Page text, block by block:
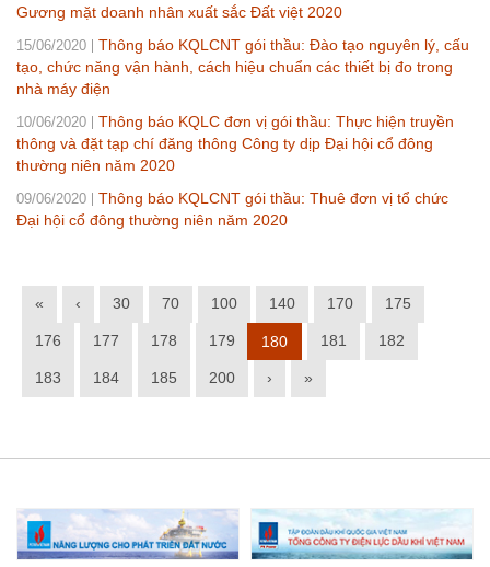
Gương mặt doanh nhân xuất sắc Đất việt 2020
15/06/2020
Thông báo KQLCNT gói thầu: Đào tạo nguyên lý, cấu
tạo, chức năng vận hành, cách hiệu chuẩn các thiết bị đo trong
nhà máy điện
10/06/2020
Thông báo KQLC đơn vị gói thầu: Thực hiện truyền
thông và đặt tạp chí đăng thông Công ty dịp Đại hội cổ đông
thường niên năm 2020
09/06/2020
Thông báo KQLCNT gói thầu: Thuê đơn vị tổ chức
Đại hội cổ đông thường niên năm 2020
« ‹ 30 70 100 140 170 175
176 177 178 179 180 181 182
183 184 185 200 › »